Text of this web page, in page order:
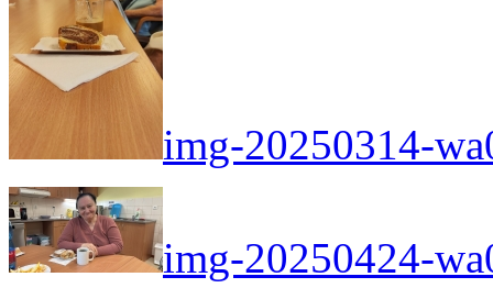
img-20250314-
img-20250424-